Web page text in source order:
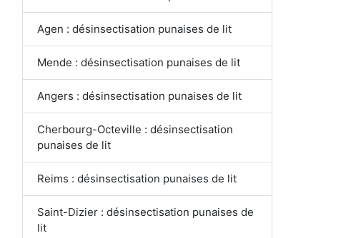
Agen : désinsectisation punaises de lit
Mende : désinsectisation punaises de lit
Angers : désinsectisation punaises de lit
Cherbourg-Octeville : désinsectisation
punaises de lit
Reims : désinsectisation punaises de lit
Saint-Dizier : désinsectisation punaises de
lit